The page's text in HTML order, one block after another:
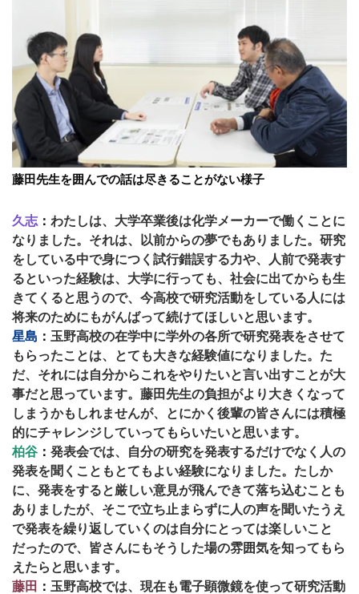
藤田先生を囲んでの話は尽きることがない様子
久志 ： わたしは、大学卒業後は化学メーカーで働くことに
なりました。それは、以前からの夢でもありました。研究
をしている中で身につく試行錯誤する力や、人前で発表す
るといった経験は、大学に行っても、社会に出てからも生
きてくると思うので、今高校で研究活動をしている人には
将来のためにもがんばって続けてほしいと思います。
星島 ： 玉野高校の在学中に学外の各所で研究発表をさせて
もらったことは、とても大きな経験値になりました。た
だ、それには自分からこれをやりたいと言い出すことが大
事だと思っています。藤田先生の負担がより大きくなって
しまうかもしれませんが、とにかく後輩の皆さんには積極
的にチャレンジしていってもらいたいと思います。
柏谷 ： 発表会では、自分の研究を発表するだけでなく人の
発表を聞くこともとてもよい経験になりました。たしか
に、発表をすると厳しい意見が飛んできて落ち込むことも
ありましたが、そこで立ち止まらずに人の声を聞いたうえ
で発表を繰り返していくのは自分にとっては楽しいこと
だったので、皆さんにもそうした場の雰囲気を知ってもら
えたらと思います。
藤田 ： 玉野高校では、現在も電子顕微鏡を使って研究活動